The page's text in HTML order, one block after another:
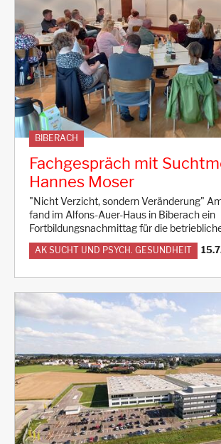
BIBERACH
Fachgespräch mit
Hannes Moser
"Nicht Verzicht, sondern Veränderung"
fand im Alfons-Auer-Haus in Biberach ein
Fortbildungsnachmittag für die
AK SUCHT UND PSYCH. GESUNDHEIT